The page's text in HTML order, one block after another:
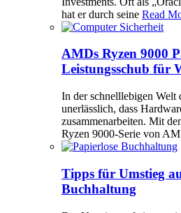
hat er durch seine Read
AMDs Ryzen 9000
Leistungsschub für
In der schnelllebigen Welt
unerlässlich, dass
zusammenarbeiten. Mit
Ryzen 9000-Serie von
Tipps für Umstieg
Buchhaltung